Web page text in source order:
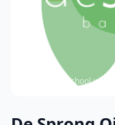
Photo from school